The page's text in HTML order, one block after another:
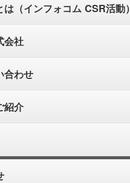
（インフォコム CSR活動）
会社
合わせ
紹介